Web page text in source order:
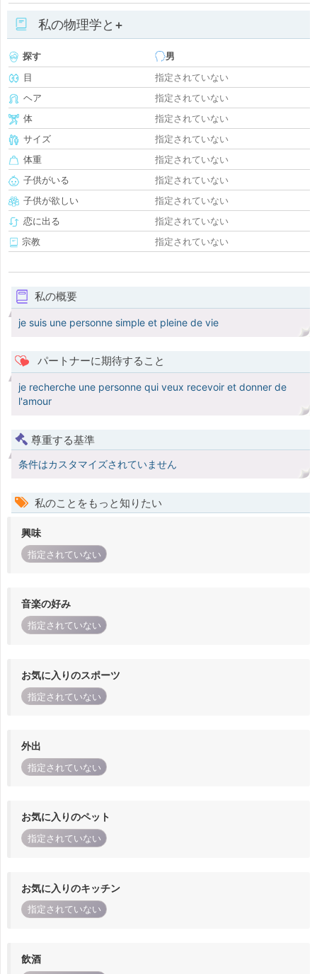
私の物理学と+
探す
男
目
指定されていない
ヘア
指定されていない
体
指定されていない
サイズ
指定されていない
体重
指定されていない
子供がいる
指定されていない
子供が欲しい
指定されていない
恋に出る
指定されていない
宗教
指定されていない
私の概要
je suis une personne simple et pleine de vie
パートナーに期待すること
je recherche une personne qui veux recevoir et donner de
l'amour
尊重する基準
条件はカスタマイズされていません
私のことをもっと知りたい
興味
指定されていない
音楽の好み
指定されていない
お気に入りのスポーツ
指定されていない
外出
指定されていない
お気に入りのペット
指定されていない
お気に入りのキッチン
指定されていない
飲酒